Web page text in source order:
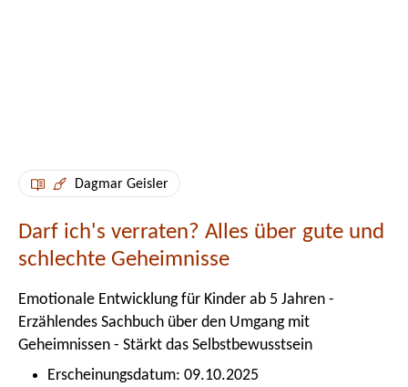
Dagmar Geisler
Darf ich's verraten? Alles über gute und
schlechte Geheimnisse
Emotionale Entwicklung für Kinder ab 5 Jahren -
Erzählendes Sachbuch über den Umgang mit
Geheimnissen - Stärkt das Selbstbewusstsein
Erscheinungsdatum: 09.10.2025